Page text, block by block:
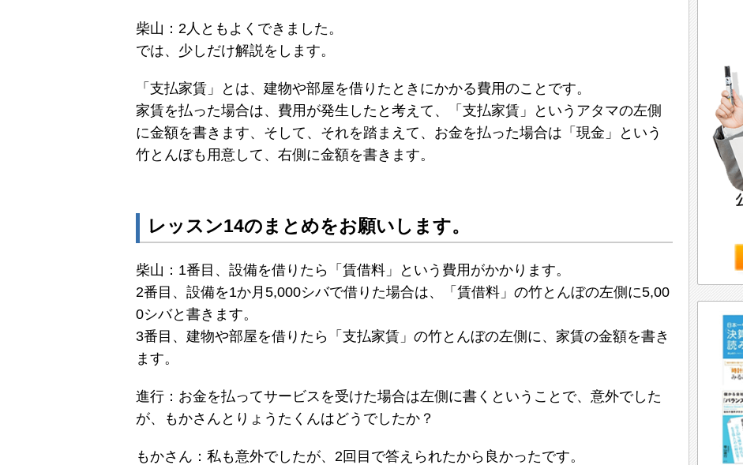
柴山：2人ともよくできました。
では、少しだけ解説をします。
「支払家賃」とは、建物や部屋を借りたときにかかる費用のことです。
家賃を払った場合は、費用が発生したと考えて、「支払家賃」というアタマの左側
に金額を書きます、そして、それを踏まえて、お金を払った場合は「現金」という
竹とんぼも用意して、右側に金額を書きます。
レッスン14のまとめをお願いします。
柴山：1番目、設備を借りたら「賃借料」という費用がかかります。
2番目、設備を1か月5,000シバで借りた場合は、「賃借料」の竹とんぼの左側に5,00
0シバと書きます。
3番目、建物や部屋を借りたら「支払家賃」の竹とんぼの左側に、家賃の金額を書き
ます。
進行：お金を払ってサービスを受けた場合は左側に書くということで、意外でした
が、もかさんとりょうたくんはどうでしたか？
もかさん：私も意外でしたが、2回目で答えられたから良かったです。